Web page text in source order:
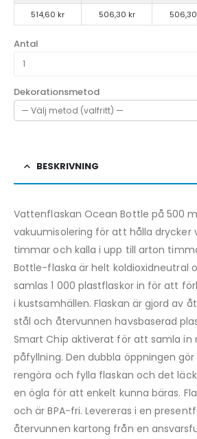
514,60 kr
506,30 kr
Antal
Dekorationsmetod
BESKRIVNING
Vattenflaskan Ocean Bottle på 500
vakuumisolering för att hålla drycker
timmar och kalla i upp till arton
Bottle-flaska är helt koldioxidneutral
samlas 1 000 plastflaskor in för att
i kustsamhällen. Flaskan är gjord av
stål och återvunnen havsbaserad
Smart Chip aktiverat för att samla in
påfyllning. Den dubbla öppningen
rengöra och fylla flaskan och det
en ögla för att enkelt kunna bäras.
och är BPA-fri. Levereras i en
återvunnen kartong från en